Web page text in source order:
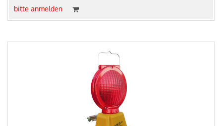
bitte anmelden